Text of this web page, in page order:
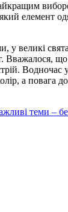
елемент
у великі
Вважалося,
Водночас
а повага до
теми –